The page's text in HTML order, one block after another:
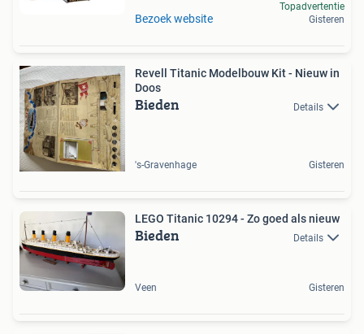
Bezoek website
Topadvertentie
Gisteren
Revell Titanic Modelbouw Kit - Nieuw in
Doos
Bieden Details
's-Gravenhage Gisteren
LEGO Titanic 10294 - Zo goed als nieuw
Bieden Details
Veen Gisteren